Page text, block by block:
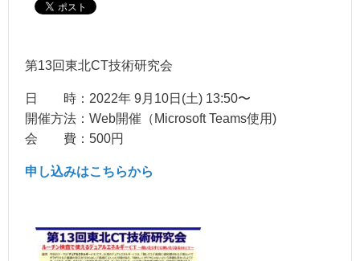
第13回東北CT技術研究会
日 時：2022年 9月10日(土) 13:50〜
開催方法：Web開催（Microsoft Teams使用)
会 費：500円
申し込みはこちらから